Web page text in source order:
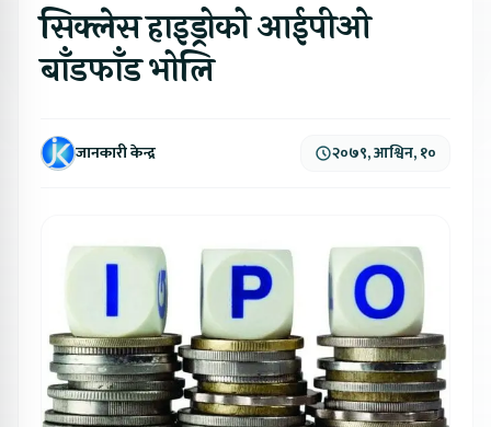
सिक्लेस हाइड्रोको आईपीओ
बाँडफाँड भोलि
जानकारी केन्द्र २०७९, आश्विन, १०